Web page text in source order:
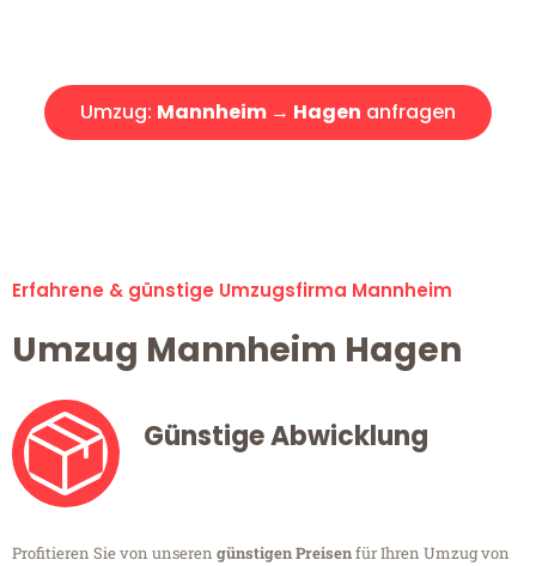
Umzug: Mannheim → Hagen anfragen
Erfahrene & günstige Umzugsfirma Mannheim
Umzug Mannheim Hagen
Günstige Abwicklung
Profitieren Sie von unseren günstigen Preisenfür Ihren Umzug von